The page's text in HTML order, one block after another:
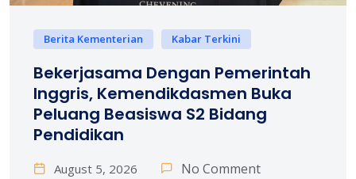
Berita Kementerian Kabar Terkini
Bekerjasama Dengan Pemerintah
Inggris, Kemendikdasmen Buka
Peluang Beasiswa S2 Bidang
Pendidikan
August 5, 2026 No Comment